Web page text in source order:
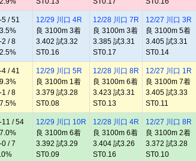
5 / 51
2 / 8
12/29 川口 4R
良 3100m 3着
3.402 試3.32
ST0.16
12/28 川口 7R
良 3100m 3着
3.385 試3.31
ST0.17
12/27 川口 3R
良 3100m 5着
3.405 試3.31
ST0.14
4 / 41
1 / 8
12/29 川口 5R
良 3100m 1着
3.379 試3.28
ST0.08
12/28 川口 8R
良 3100m 6着
3.423 試3.31
ST0.13
12/27 川口 1R
良 3100m 7着
3.405 試3.33
ST0.11
11 / 54
/ 7
12/29 川口 10R
良 3100m 6着
3.392 試3.29
ST0.09
12/28 川口 4R
良 3100m 6着
3.404 試3.26
ST0.16
12/27 川口 8R
良 3100m 2着
3.372 試3.28
ST0.10